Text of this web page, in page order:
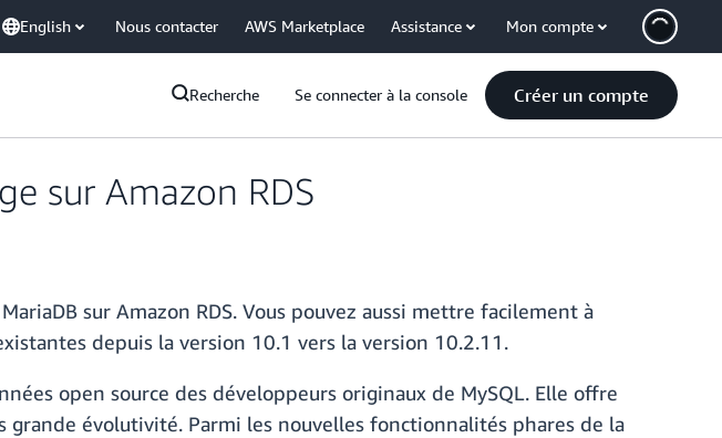
English Nous contacter AWS Marketplace Assistance Mon compte
Recherche Se connecter à la console Créer un compte
sur Amazon RDS
sur Amazon RDS. Vous pouvez aussi mettre facilement à
depuis la version 10.1 vers la version 10.2.11.
open source des développeurs originaux de MySQL. Elle offre
évolutivité. Parmi les nouvelles fonctionnalités phares de la